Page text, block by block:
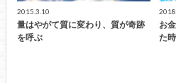
2015.3.10
量はやがて質に変わり、質が奇跡
を呼ぶ
お
た